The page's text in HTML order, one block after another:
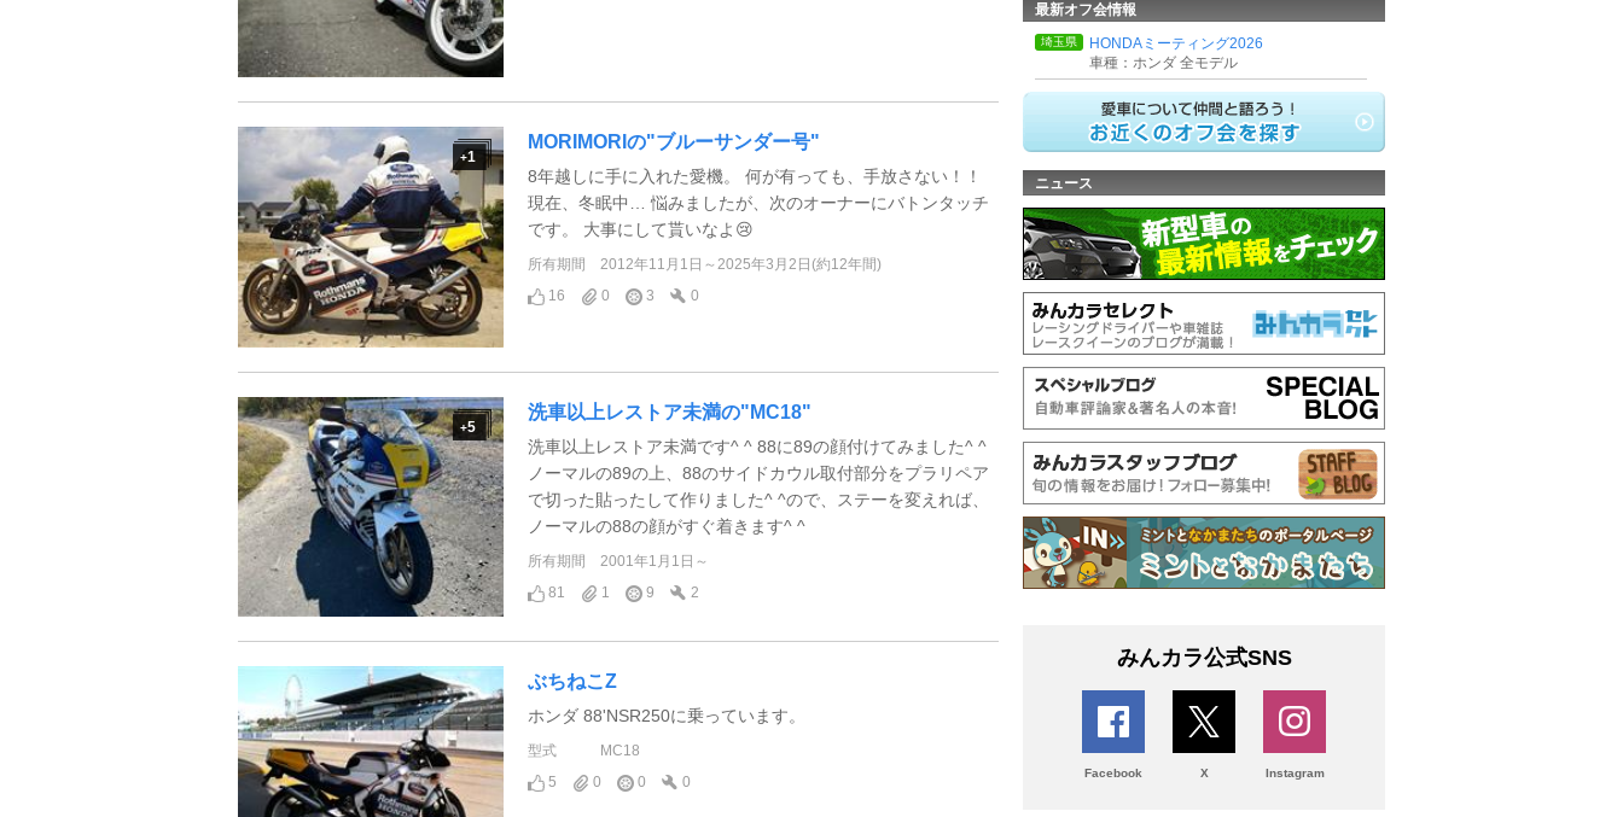
+1
MORIMORIの"ブルーサンダー号"
8年越しに手に入れた愛機。 何が有っても、手放さない！！
現在、冬眠中… 悩みましたが、次のオーナーにバトンタッチ
です。 大事にして貰いなよ😢
所有期間
2012年11月1日～2025年3月2日(約12年間)
16
0 3 0
+5
洗車以上レストア未満の"MC18"
洗車以上レストア未満です^ ^ 88に89の顔付けてみました^ ^
ノーマルの89の上、88のサイドカウル取付部分をプラリペア
で切った貼ったして作りました^ ^ので、ステーを変えれば、
ノーマルの88の顔がすぐ着きます^ ^
所有期間
2001年1月1日～
81
1 9 2
ぶちねこZ
ホンダ 88'NSR250に乗っています。
型式
MC18
5
0 0 0
最新オフ会情報
埼玉県
HONDAミーティング2026
車種：ホンダ 全モデル
ニュース
みんカラ公式SNS
Facebook X Instagram